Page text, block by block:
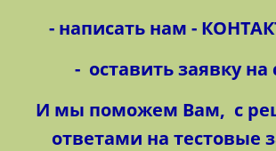
- написать нам -
- оставить заявку на
И мы поможем Вам, с
ответами на тестовые